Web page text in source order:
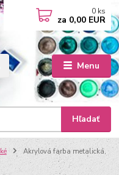
Menu
Hľadať
0 ks
za 0,00 EUR
Akrylová farba metalická,